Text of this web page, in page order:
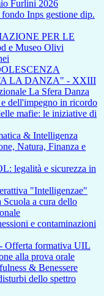
Furlini 2026
Inps gestione dip.
PER LE
e Museo Olivi
LA DANZA" - XXIII
La Sfera Danza
dell'impegno in ricordo
mafie: le iniziative di
& Intelligenza
Natura, Finanza e
legalità e sicurezza in
"Intelligenzae"
a cura dello
e contaminazioni
Offerta formativa UIL
alla prova orale
& Benessere
dello spettro